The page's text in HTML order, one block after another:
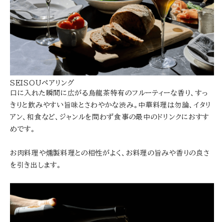
SEISOUペアリング
口に入れた瞬間に広がる烏龍茶特有のフルーティーな香り、すっ
きりと飲みやすい旨味とさわやかな渋み。中華料理は勿論、イタリ
アン、和食など、ジャンルを問わず食事の最中のドリンクにおすす
めです。
お肉料理や燻製料理との相性がよく、お料理の旨みや香りの良さ
を引き出します。